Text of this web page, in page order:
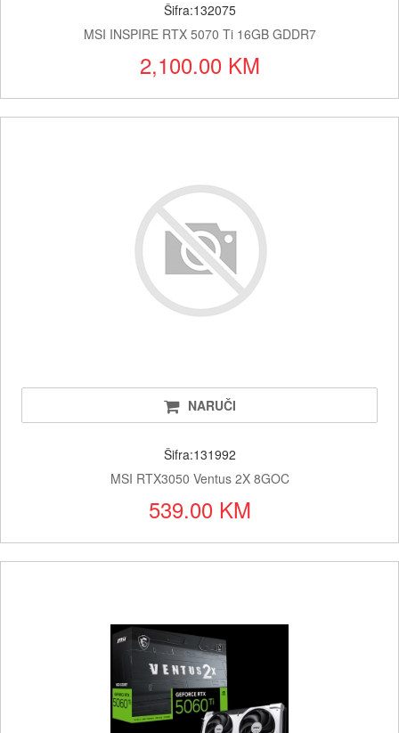
Šifra:132075
MSI INSPIRE RTX 5070 Ti 16GB GDDR7
2,100.00 KM
NARUČI
Šifra:131992
MSI RTX3050 Ventus 2X 8GOC
539.00 KM